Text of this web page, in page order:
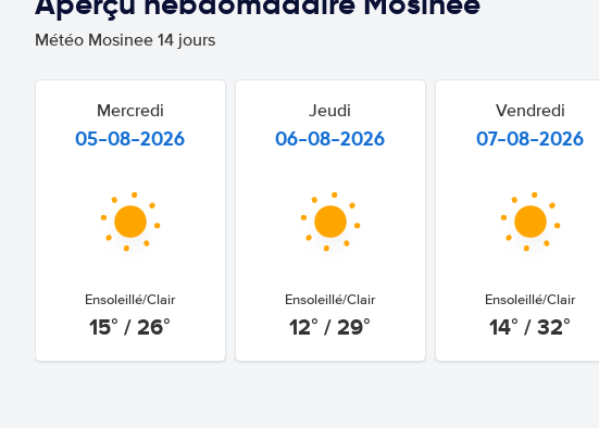
Météo Mosinee 14 jours
Mercredi
05-08-2026
Ensoleillé/Clair
15° / 26°
Jeudi
06-08-2026
Ensoleillé/Clair
12° / 29°
Vendredi
07-08-2026
Ensoleillé/Clair
14° / 32°